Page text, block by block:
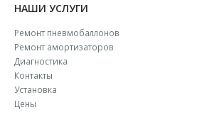
НАШИ УСЛУГИ
Ремонт пневмобаллонов
Ремонт амортизаторов
Диагностика
Контакты
Установка
Цены